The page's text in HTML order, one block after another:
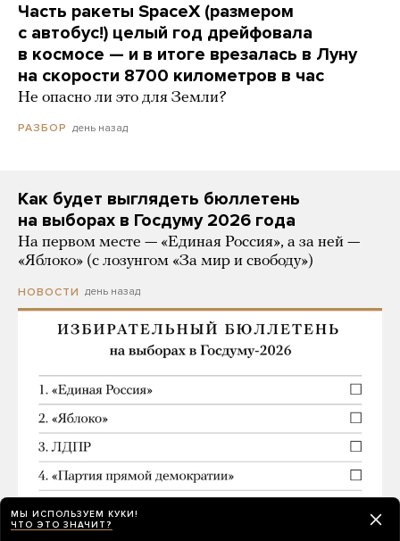
Часть ракеты SpaceX (размером
с автобус!) целый год дрейфовала
в космосе — и в итоге врезалась в Луну
на скорости 8700 километров в час
Не опасно ли это для Земли?
РАЗБОР день назад
Как будет выглядеть бюллетень
на выборах в Госдуму 2026 года
На первом месте — «Единая Россия», а за ней —
«Яблоко» (с лозунгом «За мир и свободу»)
НОВОСТИ день назад
МЫ ИСПОЛЬЗУЕМ КУКИ!
ЧТО ЭТО ЗНАЧИТ?